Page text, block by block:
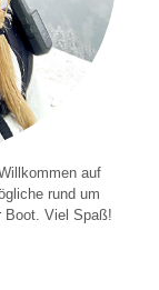
auf
rund um
Boot. Viel Spaß!